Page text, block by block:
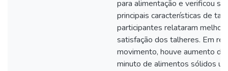
para alimentação e verificou
principais características de
participantes relataram
satisfação dos talheres. Em
movimento, houve aumento
minuto de alimentos sólidos